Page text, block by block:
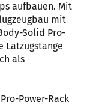
aufbauen. Mit
mit
Solid Pro-
Latzugstange
als
Power-Rack